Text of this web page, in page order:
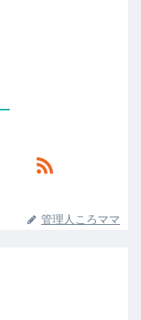
管理人ころママ